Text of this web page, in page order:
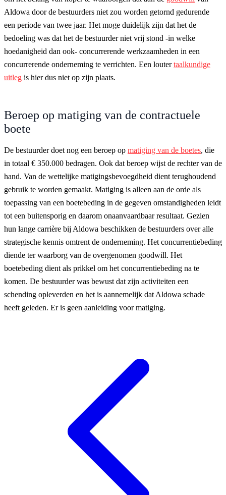
Aldowa door de bestuurders niet zou worden getornd gedurende
een periode van twee jaar. Het moge duidelijk zijn dat het de
bedoeling was dat het de bestuurder niet vrij stond -in welke
hoedanigheid dan ook- concurrerende werkzaamheden in een
concurrerende onderneming te verrichten. Een loutertaalkundige
uitleg is hier dus niet op zijn plaats.
Beroep op matiging van de contractuele
boete
De bestuurder doet nog een beroep op matiging van de boetes, die
in totaal € 350.000 bedragen. Ook dat beroep wijst de rechter van de
hand. Van de wettelijke matigingsbevoegdheid dient terughoudend
gebruik te worden gemaakt. Matiging is alleen aan de orde als
toepassing van een boetebeding in de gegeven omstandigheden leidt
tot een buitensporig en daarom onaanvaardbaar resultaat. Gezien
hun lange carrière bij Aldowa beschikken de bestuurders over alle
strategische kennis omtrent de onderneming. Het concurrentiebeding
diende ter waarborg van de overgenomen goodwill. Het
boetebeding dient als prikkel om het concurrentiebeding na te
komen. De bestuurder was bewust dat zijn activiteiten een
schending opleverden en het is aannemelijk dat Aldowa schade
heeft geleden. Er is geen aanleiding voor matiging.